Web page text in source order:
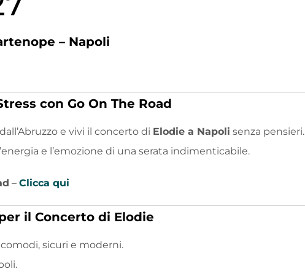
– Napoli
con Go On The Road
e vivi il concerto di Elodie a Napoli senza pensieri.
e l’emozione di una serata indimenticabile.
– Clicca qui
il Concerto di Elodie
sicuri e moderni.